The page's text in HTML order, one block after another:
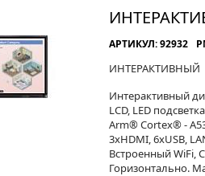
АРТИКУЛ: 92932
ИНТЕРАКТИВНЫЙ
Интерактивный
LСD, LED
Arm® Cortex® -
3xHDMI, 6хUSB,
Встроенный WiFi,
Горизонтально.